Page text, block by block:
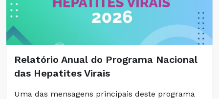
Relatório Anual do Programa Nacional
das Hepatites Virais
Uma das mensagens principais deste programa